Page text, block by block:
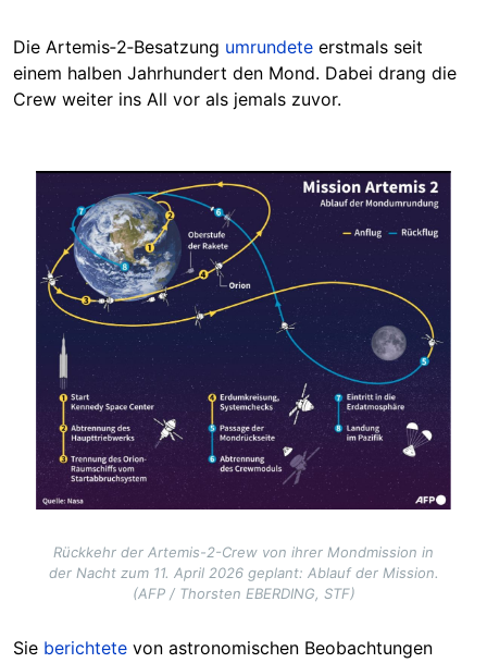
Die Artemis‑2‑Besatzung umrundete erstmals seit
einem halben Jahrhundert den Mond. Dabei drang die
Crew weiter ins All vor als jemals zuvor.
Rückkehr der Artemis-2-Crew von ihrer Mondmission in
der Nacht zum 11. April 2026 geplant: Ablauf der Mission.
(AFP / Thorsten EBERDING, STF)
Sie berichtete von astronomischen Beobachtungen